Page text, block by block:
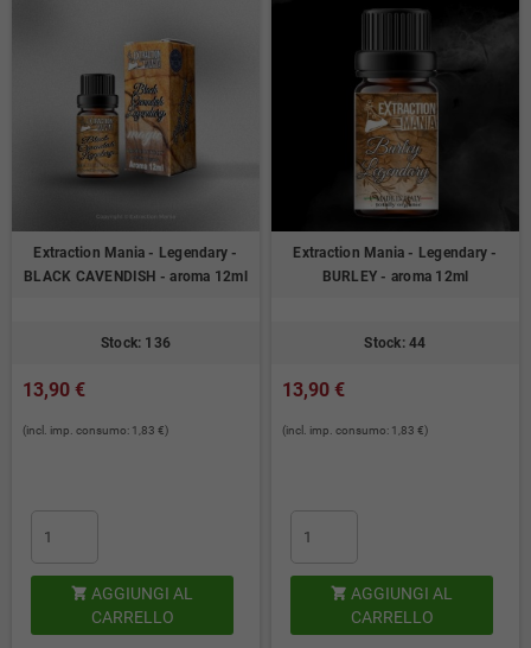
Extraction Mania - Legendary -
BLACK CAVENDISH - aroma 12ml
Stock: 136
13,90 €
(incl. imp. consumo: 1,83 €)
 AGGIUNGI AL
CARRELLO
Extraction Mania - Legendary -
BURLEY - aroma 12ml
Stock: 44
13,90 €
(incl. imp. consumo: 1,83 €)
 AGGIUNGI AL
CARRELLO